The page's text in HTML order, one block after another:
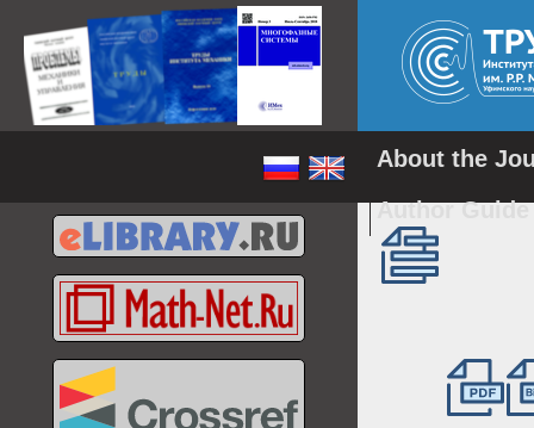
About the
Author